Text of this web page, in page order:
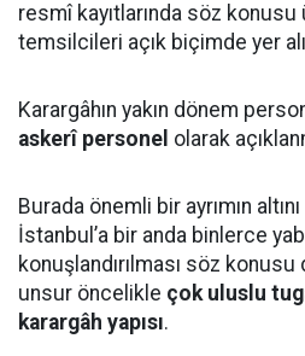
resmî kayıtlarında söz
temsilcileri açık biçimde yer
Karargâhın yakın dönem
askerî personel olarak
Burada önemli bir ayrımın
İstanbul’a bir anda binlerce
konuşlandırılması söz konusu
unsur öncelikle çok uluslu
karargâh yapısı.